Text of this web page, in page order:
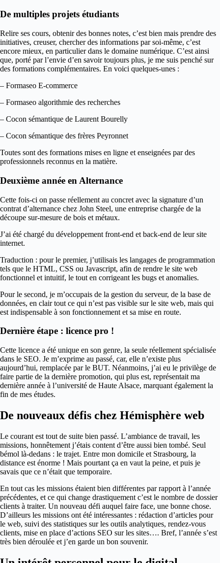
De multiples projets étudiants
Relire ses cours, obtenir des bonnes notes, c’est bien mais prendre des
initiatives, creuser, chercher des informations par soi-même, c’est
encore mieux, en particulier dans le domaine numérique. C’est ainsi
que, porté par l’envie d’en savoir toujours plus, je me suis penché sur
des formations complémentaires. En voici quelques-unes :
– Formaseo E-commerce
– Formaseo algorithmie des recherches
– Cocon sémantique de Laurent Bourelly
– Cocon sémantique des frères Peyronnet
Toutes sont des formations mises en ligne et enseignées par des
professionnels reconnus en la matière.
Deuxième année en Alternance
Cette fois-ci on passe réellement au concret avec la signature d’un
contrat d’alternance chez John Steel, une entreprise chargée de la
découpe sur-mesure de bois et métaux.
J’ai été chargé du développement front-end et back-end de leur site
internet.
Traduction : pour le premier, j’utilisais les langages de programmation
tels que le HTML, CSS ou Javascript, afin de rendre le site web
fonctionnel et intuitif, le tout en corrigeant les bugs et anomalies.
Pour le second, je m’occupais de la gestion du serveur, de la base de
données, en clair tout ce qui n’est pas visible sur le site web, mais qui
est indispensable à son fonctionnement et sa mise en route.
Dernière étape : licence pro !
Cette licence a été unique en son genre, la seule réellement spécialisée
dans le SEO. Je m’exprime au passé, car, elle n’existe plus
aujourd’hui, remplacée par le BUT. Néanmoins, j’ai eu le privilège de
faire partie de la dernière promotion, qui plus est, représentait ma
dernière année à l’université de Haute Alsace, marquant également la
fin de mes études.
De nouveaux défis chez Hémisphère web
Le courant est tout de suite bien passé. L’ambiance de travail, les
missions, honnêtement j’étais content d’être aussi bien tombé. Seul
bémol là-dedans : le trajet. Entre mon domicile et Strasbourg, la
distance est énorme ! Mais pourtant ça en vaut la peine, et puis je
savais que ce n’était que temporaire.
En tout cas les missions étaient bien différentes par rapport à l’année
précédentes, et ce qui change drastiquement c’est le nombre de dossier
clients à traiter. Un nouveau défi auquel faire face, une bonne chose.
D’ailleurs les missions ont été intéressantes : rédaction d’articles pour
le web, suivi des statistiques sur les outils analytiques, rendez-vous
clients, mise en place d’actions SEO sur les sites…. Bref, l’année s’est
très bien déroulée et j’en garde un bon souvenir.